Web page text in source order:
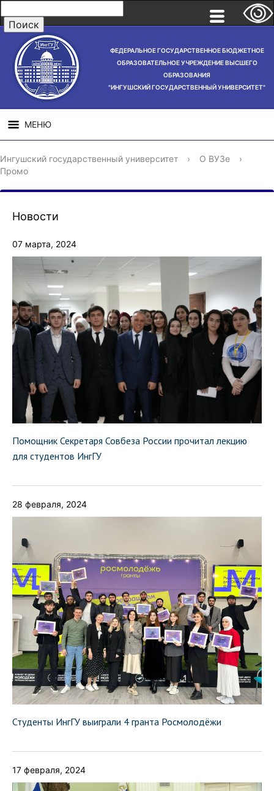
ФЕДЕРАЛЬНОЕ ГОСУДАРСТВЕННОЕ БЮДЖЕТНОЕ
ОБРАЗОВАТЕЛЬНОЕ УЧРЕЖДЕНИЕ ВЫСШЕГО
ОБРАЗОВАНИЯ
"ИНГУШСКИЙ ГОСУДАРСТВЕННЫЙ УНИВЕРСИТЕТ"
МЕНЮ
СВЕДЕНИЯ ОБ
ОБРАЗОВАТЕЛЬНОЙ
НАУЧНАЯ
ДЕЯТЕЛЬНОСТЬ
Ингушский государственный университет › О ВУЗе
›
Промо
Новости
07 марта, 2024
Помощник Секретаря Совбеза России прочитал лекцию
для студентов ИнгГУ
28 февраля, 2024
Студенты ИнгГУ выиграли 4 гранта Росмолодёжи
17 февраля, 2024